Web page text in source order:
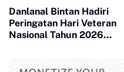
Danlanal Bintan Hadiri
Peringatan Hari Veteran
Nasional Tahun 2026